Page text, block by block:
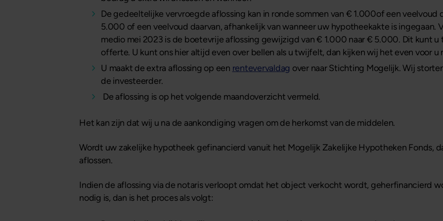
De gedeeltelijke vervroegde aflossing kan in ronde sommen van € 1.000of een veelvoud
5.000 of een veelvoud daarvan, afhankelijk van wanneer uw hypotheekakte is ingegaan.
medio mei 2023 is de boetevrije aflossing gewijzigd van € 1.000 naar € 5.000. Dit kunt
offerte. U kunt ons hier altijd even over bellen als u twijfelt, dan kijken wij het even voor u
U maakt de extra aflossing op een rentevervaldag over naar Stichting Mogelijk. Wij
de investeerder.
De aflossing is op het volgende maandoverzicht vermeld.
Het kan zijn dat wij u na de aankondiging vragen om de herkomst van de middelen.
Wordt uw zakelijke hypotheek gefinancierd vanuit het Mogelijk Zakelijke Hypotheken Fonds,
aflossen.
Indien de aflossing via de notaris verloopt omdat het object verkocht wordt, geherfinancierd
nodig is, dan is het proces als volgt: